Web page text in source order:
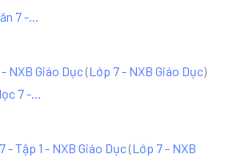
7 -...
NXB Giáo Dục(Lớp 7 - NXB Giáo Dục)
7 -...
- Tập 1 - NXB Giáo Dục(Lớp 7 - NXB